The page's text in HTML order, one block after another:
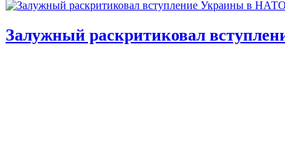
Залужный раскритиковал